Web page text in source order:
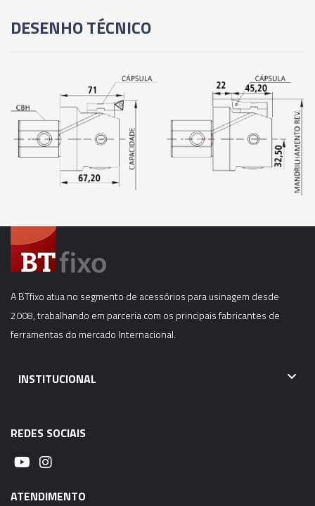
DESENHO TÉCNICO
A BTfixo atua no segmento de acessórios para usinagem desde
2008, trabalhando em parceria com os principais fabricantes de
ferramentas do mercado Internacional.
INSTITUCIONAL
REDES SOCIAIS
ATENDIMENTO